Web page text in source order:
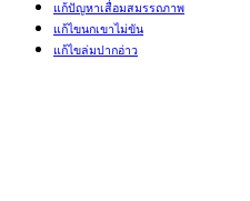
แก้ปัญหาเสื่่อมสมรรถภาพ
แก้ไขนกเขาไม่ขัน
แก้ไขล่มปากอ่าว